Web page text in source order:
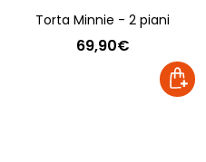
Torta Minnie - 2 piani
69,90€